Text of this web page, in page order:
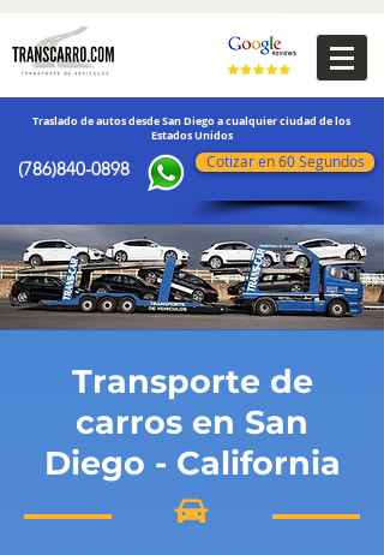
Traslado de autos desde San Diego a cualquier ciudad de los
Estados Unidos
(786)840-0898 Cotizar en 60 Segundos
Transporte de
carros en San
Diego - California